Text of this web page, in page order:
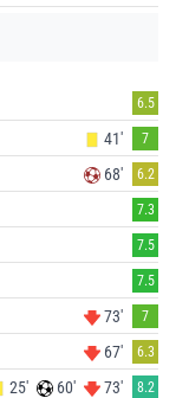
6.5
41' 7
68' 6.2
7.3
7.5
7.5
73' 7
67' 6.3
25' 60' 73' 8.2